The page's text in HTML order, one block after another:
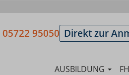
05722 95050 Direkt zur
AUSBILDUNG